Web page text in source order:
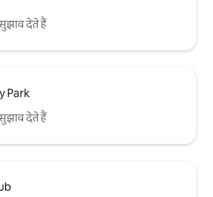
देते हैं
Park
देते हैं